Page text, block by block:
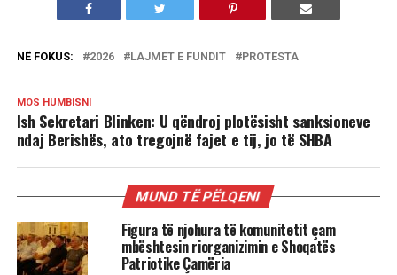
NË FOKUS: 2026 LAJMET E FUNDIT PROTESTA
MOS HUMBISNI
Ish Sekretari Blinken: U qëndroj plotësisht sanksioneve
ndaj Berishës, ato tregojnë fajet e tij, jo të SHBA
MUND TË PËLQENI
Figura të njohura të komunitetit çam
mbështesin riorganizimin e Shoqatës
Patriotike Çamëria